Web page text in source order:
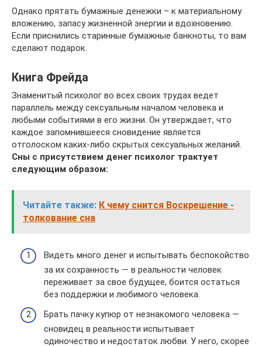
Однако прятать бумажные денежки – к материальному
вложению, запасу жизненной энергии и вдохновению.
Если приснились старинные бумажные банкноты, то вам
сделают подарок.
Книга Фрейда
Знаменитый психолог во всех своих трудах ведет
параллель между сексуальным началом человека и
любыми событиями в его жизни. Он утверждает, что
каждое запомнившееся сновидение является
отголоском каких-либо скрытых сексуальных желаний.
Сны с присутствием денег психолог трактует
следующим образом:
Читайте также: К чему снится Воскрешение -
толкование сна
Видеть много денег и испытывать беспокойство
за их сохранность — в реальности человек
переживает за свое будущее, боится остаться
без поддержки и любимого человека.
Брать пачку купюр от незнакомого человека —
сновидец в реальности испытывает
одиночество и недостаток любви. У него, скорее